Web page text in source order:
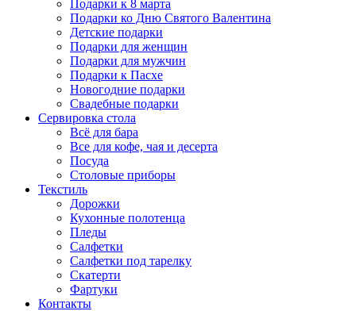
Подарки к 8 марта
Подарки ко Дню Святого Валентина
Детские подарки
Подарки для женщин
Подарки для мужчин
Подарки к Пасхе
Новогодние подарки
Свадебные подарки
Сервировка стола
Всё для бара
Все для кофе, чая и десерта
Посуда
Столовые приборы
Текстиль
Дорожки
Кухонные полотенца
Пледы
Салфетки
Салфетки под тарелку
Скатерти
Фартуки
Контакты